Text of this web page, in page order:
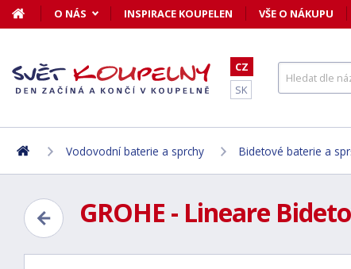
O NÁS INSPIRACE KOUPELEN VŠE O NÁKUPU
CZ
SK
Vodovodní baterie a sprchy Bidetové baterie a
GROHE - Lineare